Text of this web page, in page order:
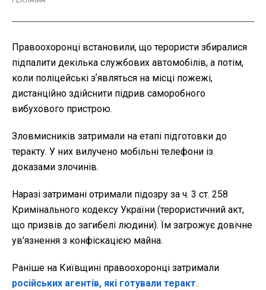
Правоохоронці встановили, що терористи збиралися
підпалити декілька службових автомобілів, а потім,
коли поліцейські зʼявляться на місці пожежі,
дистанційно здійснити підрив саморобного
вибухового пристрою.
Зловмисників затримали на етапі підготовки до
теракту. У них вилучено мобільні телефони із
доказами злочинів.
Наразі затримані отримали підозру за ч. 3 ст. 258
Кримінального кодексу України (терористичний акт,
що призвів до загибелі людини). Їм загрожує довічне
ув’язнення з конфіскацією майна.
Раніше на Київщині правоохоронці затримали
російських агентів, які готували теракт.